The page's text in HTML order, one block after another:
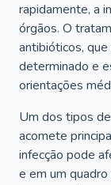
rapidamente, a
órgãos. O
antibióticos,
determinado e
orientações
Um dos tipos
acomete
infecção pode
e em um